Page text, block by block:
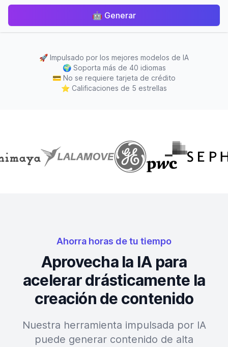
🤖 Generar
🚀 Impulsado por los mejores modelos de IA
🌍 Soporta más de 40 idiomas
💳 No se requiere tarjeta de crédito
⭐ Calificaciones de 5 estrellas
Ahorra horas de tu tiempo
Aprovecha la IA para
acelerar drásticamente la
creación de contenido
Nuestra herramienta impulsada por IA
puede generar contenido de alta